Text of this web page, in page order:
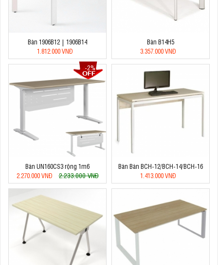
Bàn 1906B12 | 1906B14
1.812.000 VNĐ
Bàn B14H5
3.357.000 VNĐ
-2%
Bàn UN160CS3 rộng 1m6
2.270.000 VNĐ
2.233.000 VNĐ
Bàn Bàn BCH-12/BCH-14/BCH-16
1.413.000 VNĐ